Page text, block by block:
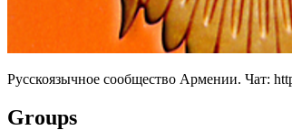
Русскоязычное сообщество Армении. Чат:
Groups